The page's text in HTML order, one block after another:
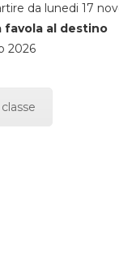
da lunedi 17
favola al destino
2026